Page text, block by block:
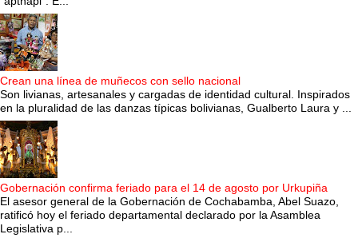
Crean una línea de muñecos con sello nacional
Son livianas, artesanales y cargadas de identidad cultural. Inspirados
en la pluralidad de las danzas típicas bolivianas, Gualberto Laura y ...
Gobernación confirma feriado para el 14 de agosto por Urkupiña
El asesor general de la Gobernación de Cochabamba, Abel Suazo,
ratificó hoy el feriado departamental declarado por la Asamblea
Legislativa p...